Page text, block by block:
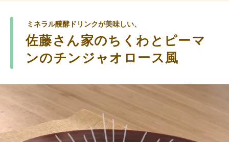
ミネラル醗酵ドリンクが美味しい、
佐藤さん家のちくわとピーマ
ンのチンジャオロース風